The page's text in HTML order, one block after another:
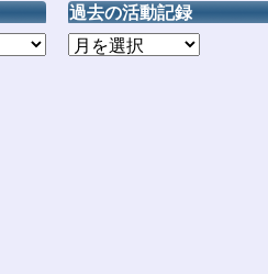
過去の活動記録